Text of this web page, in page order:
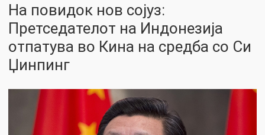
На повидок нов сојуз:
Претседателот на Индонезија
отпатува во Кина на средба со Си
Џинпинг